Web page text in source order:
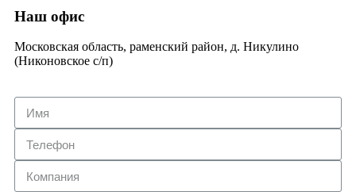
Наш офис
Московская область, раменский район, д. Никулино
(Никоновское с/п)